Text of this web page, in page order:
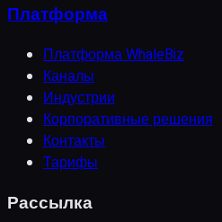
Платформа
Платформа WhaleBiz
Каналы
Индустрии
Корпоративные решения
Контакты
Тарифы
Рассылка